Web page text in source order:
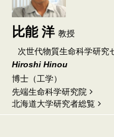
比能 洋 教授
次世代物質生命科学研究
Hiroshi Hinou
博士（工学）
先端生命科学研究院
北海道⼤学研究者総覧